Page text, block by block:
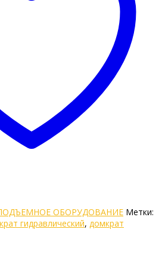
ОБОРУДОВАНИЕ Метки:
гидравлический, домкрат